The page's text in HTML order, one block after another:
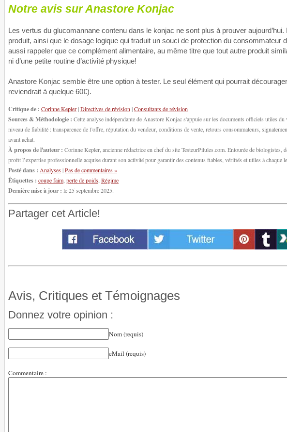
Notre avis sur Anastore Konjac
Les vertus du glucomannane contenu dans le konjac ne sont plus à prouver
produit, ainsi que le dosage logique qui traduit un souci de protection du consommateur
aussi rappeler que ce complément alimentaire, au même titre que tout autre produit
ni d’une petite routine d’activité physique!
Anastore Konjac semble être une option à tester. Le seul élément qui pourrait
reviendrait à quelque 60€).
Critique de : Corinne Kepler|Directives de révision|Consultants de révision
Sources & Méthodologie : Cette analyse indépendante de Anastore Konjac s'appuie sur les documents officiels utiles
niveau de fiabilité : transparence de l’offre, réputation du vendeur, conditions de vente, retours consommateurs,
avant achat.
À propos de l'auteur : Corinne Kepler, ancienne rédactrice en chef du site TesteurPilules.com. Entourée de biologistes,
profit l’expertise professionnelle acquise durant son activité pour garantir des contenus fiables, vérifiés et utiles à chaque
Posté dans : Analyses|Pas de commentaires »
Étiquettes : coupe faim,perte de poids,Régime
Dernière mise à jour : le 25 septembre 2025.
Partager cet Article!
Avis, Critiques et Témoignages
Donnez votre opinion :
Nom (requis)
eMail (requis)
Commentaire :